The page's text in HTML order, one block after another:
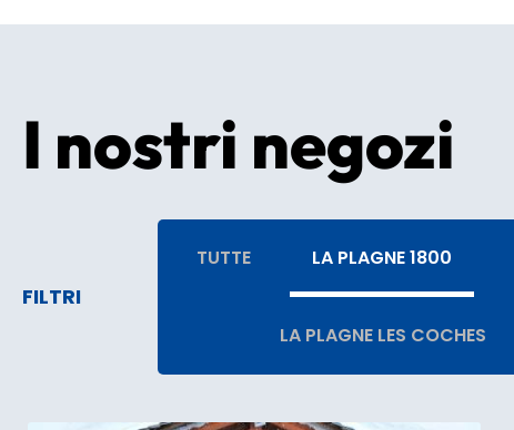
I nostri negozi
FILTRI
TUTTE LA PLAGNE 1800
LA PLAGNE LES COCHES